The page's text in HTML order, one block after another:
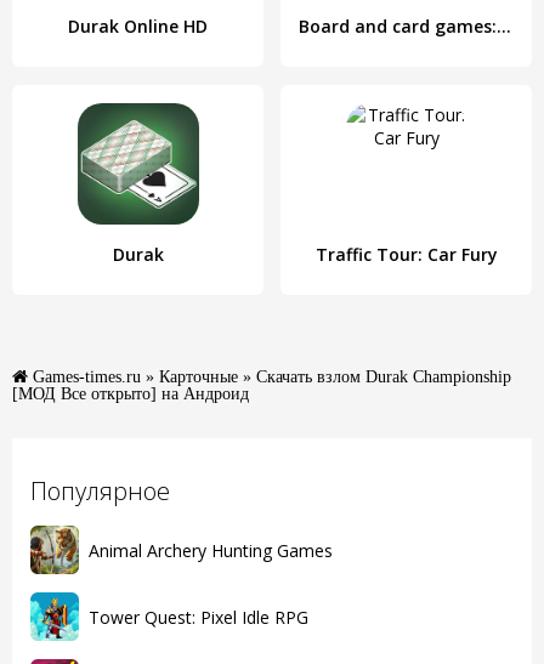
Популярное
Animal Archery Hunting Games
Tower Quest: Pixel Idle RPG
Durak Online HD Board and сard games: durak
Durak Traffic Tour: Car Fury
Games-times.ru » Карточные » Скачать взлом Durak Championship
[МОД Все открыто] на Андроид